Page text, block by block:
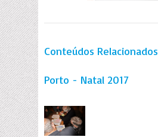
Conteúdos Relacionados
Porto - Natal 2017